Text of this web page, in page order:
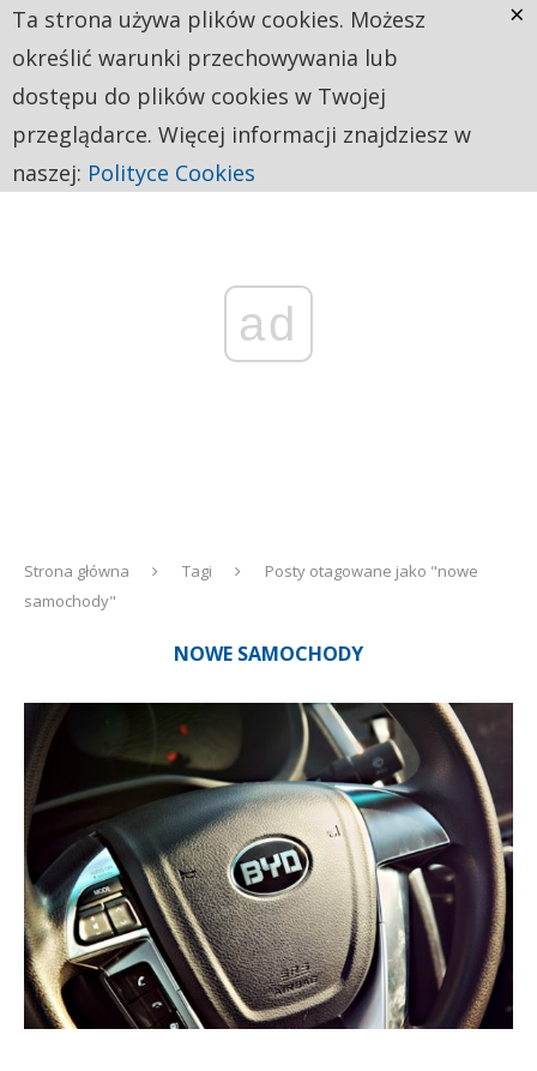
ad
Strona główna Tagi
Posty otagowane jako "nowe
samochody"
NOWE SAMOCHODY
Ta strona używa plików cookies. Możesz
określić warunki przechowywania lub
dostępu do plików cookies w Twojej
przeglądarce. Więcej informacji znajdziesz w
naszej: Polityce Cookies
×